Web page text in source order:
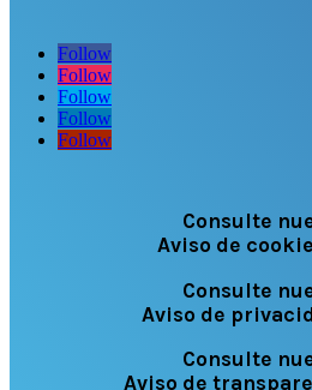
Follow
Follow
Follow
Follow
Follow
Consulte
Aviso de
Consulte
Aviso de
Consulte
Aviso de